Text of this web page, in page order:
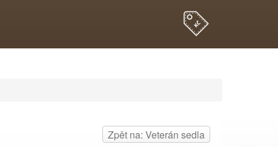
Zpět na: Veterán sedla